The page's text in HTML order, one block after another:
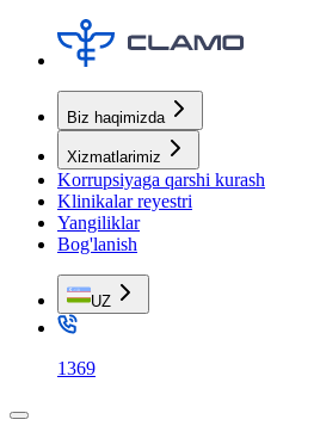
Biz haqimizda
Xizmatlarimiz
Korrupsiyaga qarshi kurash
Klinikalar reyestri
Yangiliklar
Bog'lanish
UZ
1369